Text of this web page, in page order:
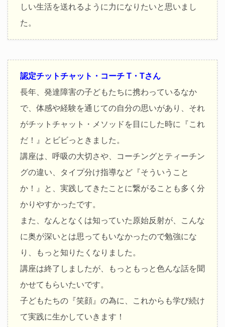
しい生活を送れるように力になりたいと思いまし
た。
認定チットチャット・コーチ T・Tさん
長年、発達障害の子どもたちに携わっているなか
で、体感や経験を通じての自分の思いがあり、それ
がチットチャット・メソッドを目にした時に『これ
だ！』とビビっときました。
講座は、呼吸の大切さや、コーチングとティーチン
グの違い、タイプ分け指導など『そういうこと
か！』と、実践してきたことに繋がることも多く分
かりやすかったです。
また、なんとなくは知っていた原始反射が、こんな
に奥が深いとは思ってもいなかったので勉強にな
り、もっと知りたくなりました。
講座は終了しましたが、もっともっと色んな話を聞
かせてもらいたいです。
子どもたちの『笑顔』の為に、これからも学び続け
て実践に生かしていきます！